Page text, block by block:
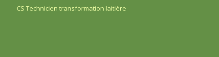
CS Technicien transformation laitière